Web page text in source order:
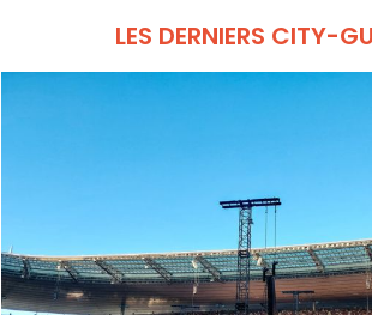
LES DERNIERS CITY-